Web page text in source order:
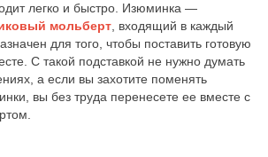
легко и быстро. Изюминка —
мольберт, входящий в каждый
для того, чтобы поставить готовую
С такой подставкой не нужно думать
а если вы захотите поменять
вы без труда перенесете ее вместе с